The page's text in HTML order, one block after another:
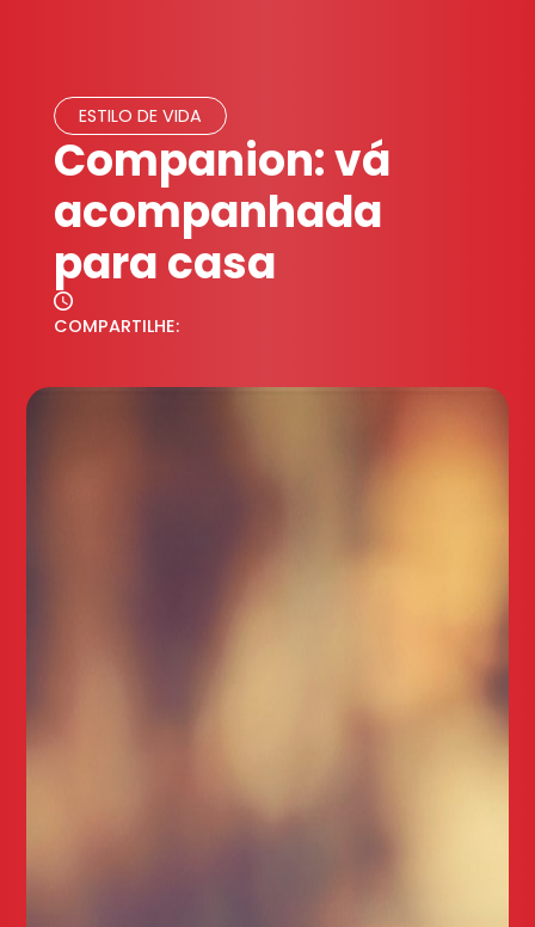
ESTILO DE VIDA
Companion: vá
acompanhada
para casa
COMPARTILHE: